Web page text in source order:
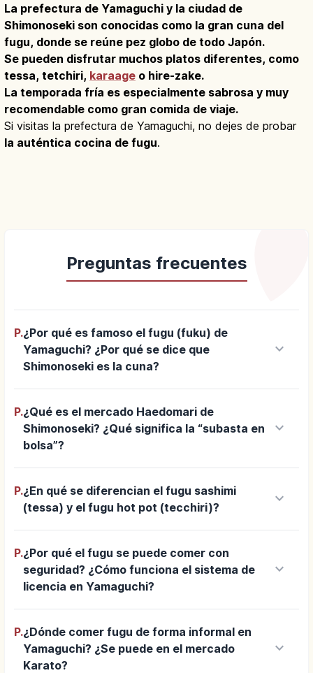
La prefectura de Yamaguchi y la ciudad de
Shimonoseki son conocidas como la gran cuna del
fugu, donde se reúne pez globo de todo Japón.
Se pueden disfrutar muchos platos diferentes, como
tessa, tetchiri, karaage o hire-zake.
La temporada fría es especialmente sabrosa y muy
recomendable como gran comida de viaje.
Si visitas la prefectura de Yamaguchi, no dejes de probar
la auténtica cocina de fugu.
Preguntas frecuentes
P.¿Por qué es famoso el fugu (fuku) de
Yamaguchi? ¿Por qué se dice que
Shimonoseki es la cuna?
keyboard_arrow_down
P.¿Qué es el mercado Haedomari de
Shimonoseki? ¿Qué significa la “subasta en
bolsa”?
keyboard_arrow_down
P.¿En qué se diferencian el fugu sashimi
(tessa) y el fugu hot pot (tecchiri)?
keyboard_arrow_down
P.¿Por qué el fugu se puede comer con
seguridad? ¿Cómo funciona el sistema de
licencia en Yamaguchi?
keyboard_arrow_down
P.¿Dónde comer fugu de forma informal en
Yamaguchi? ¿Se puede en el mercado
Karato?
keyboard_arrow_down